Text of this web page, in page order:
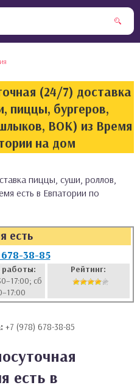
(24/7) доставка
пиццы, бургеров,
ВОК) из Время
на дом
пиццы, суши, роллов,
есть в Евпатории по
есть
38-85
работы:
сб
Рейтинг:
+7 (978) 678-38-85
есть в